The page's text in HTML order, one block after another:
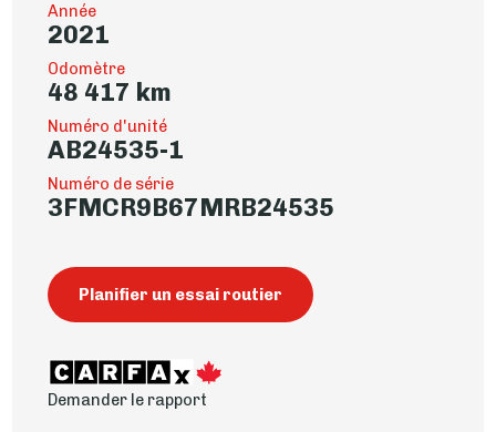
Année
2021
Odomètre
48 417 km
Numéro d'unité
AB24535-1
Numéro de série
3FMCR9B67MRB24535
Planifier un essai routier
Demander le rapport